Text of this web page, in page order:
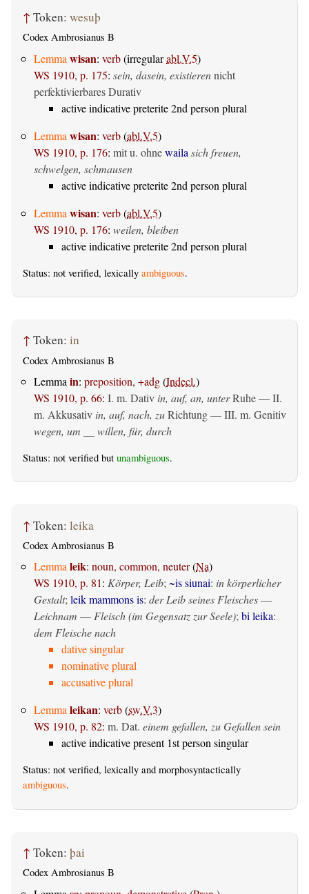
↑ Token: wesuþ
Codex Ambrosianus B
Lemma wisan: verb(irregularabl.V.5)
WS 1910, p. 175: sein, dasein, existierennicht
perfektivierbares Durativ
active indicative preterite 2nd person plural
Lemma wisan: verb(abl.V.5)
WS 1910, p. 176: mit u. ohnewaila sich freuen,
schwelgen, schmausen
active indicative preterite 2nd person plural
Lemma wisan: verb(abl.V.5)
WS 1910, p. 176: weilen, bleiben
active indicative preterite 2nd person plural
Status: not verified, lexically ambiguous.
↑ Token: in
Codex Ambrosianus B
Lemma in: preposition, +adg(Indecl.)
WS 1910, p. 66: I. m. Dativ in, auf, an, unterRuhe — II.
m. Akkusativ in, auf, nach, zuRichtung — III. m. Genitiv
wegen, um __ willen, für, durch
Status: not verified but unambiguous.
↑ Token: leika
Codex Ambrosianus B
Lemmaleik: noun, common, neuter(Na)
WS 1910, p. 81: Körper, Leib;~is siunai: in körperlicher
Gestalt;leik mammons is: der Leib seines Fleisches—
Leichnam —Fleisch (im Gegensatz zur Seele);bi leika:
dem Fleische nach
dative singular
nominative plural
accusative plural
Lemmaleikan: verb(sw.V.3)
WS 1910, p. 82: m. Dat. einem gefallen, zu Gefallen sein
active indicative present 1st person singular
Status: not verified, lexically and morphosyntactically
ambiguous.
↑ Token: þai
Codex Ambrosianus B